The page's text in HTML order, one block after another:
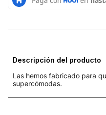
Descripción del producto
Las hemos fabricado para
supercómodas.